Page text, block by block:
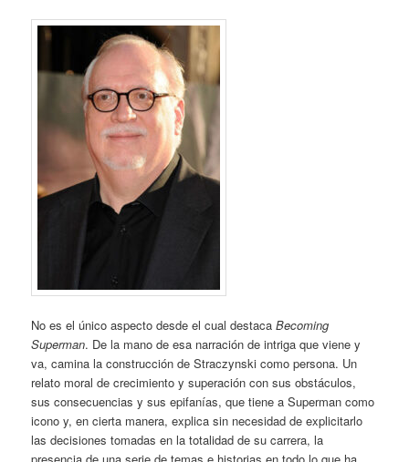
No es el único aspecto desde el cual destacaBecoming
Superman. De la mano de esa narración de intriga que viene y
va, camina la construcción de Straczynski como persona. Un
relato moral de crecimiento y superación con sus obstáculos,
sus consecuencias y sus epifanías, que tiene a Superman como
icono y, en cierta manera, explica sin necesidad de explicitarlo
las decisiones tomadas en la totalidad de su carrera, la